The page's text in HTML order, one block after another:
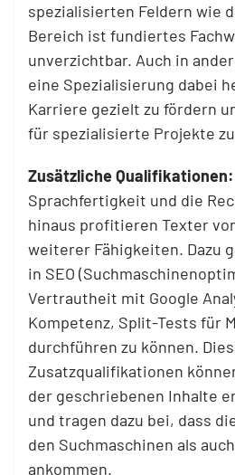
spezialisierten Feldern wie
Bereich ist fundiertes
unverzichtbar. Auch in
eine Spezialisierung dabei
Karriere gezielt zu fördern
für spezialisierte Projekte
Zusätzliche Qualifikationen:
Sprachfertigkeit und die
hinaus profitieren Texter
weiterer Fähigkeiten. Dazu
in SEO
Vertrautheit mit Google
Kompetenz, Split-Tests für
durchführen zu können.
Zusatzqualifikationen
der geschriebenen Inhalte
und tragen dazu bei, dass
den Suchmaschinen als
ankommen.